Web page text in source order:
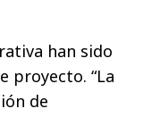
han sido
proyecto. “La
de